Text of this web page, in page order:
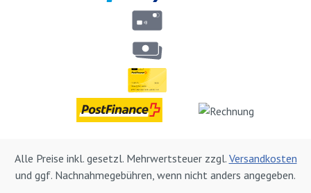
Alle Preise inkl. gesetzl. Mehrwertsteuer zzgl. Versandkosten
und ggf. Nachnahmegebühren, wenn nicht anders angegeben.